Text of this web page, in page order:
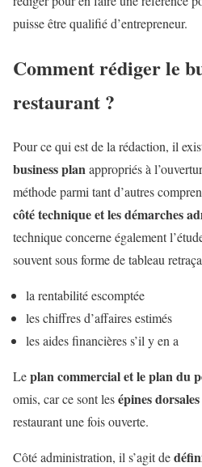
puisse être qualifié d’entrepreneur.
Comment rédiger le
restaurant ?
Pour ce qui est de la rédaction, il
business planappropriés à
méthode parmi tant d’autres
côté technique et les démarches
technique concerne également
souvent sous forme de tableau
la rentabilité escomptée
les chiffres d’affaires estimés
les aides financières s’il y en a
Leplan commercial et le plan du
omis, car ce sont lesépines
restaurant une fois ouverte.
Côté administration, il s’agit de